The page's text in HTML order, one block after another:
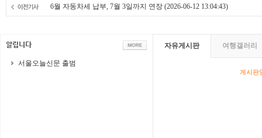
6월 자동차세 납부, 7월 3일까지 연장 (2026-06-12 13:04:43)
서울오늘신문 출범
자유게시판 여행갤러리
게시판